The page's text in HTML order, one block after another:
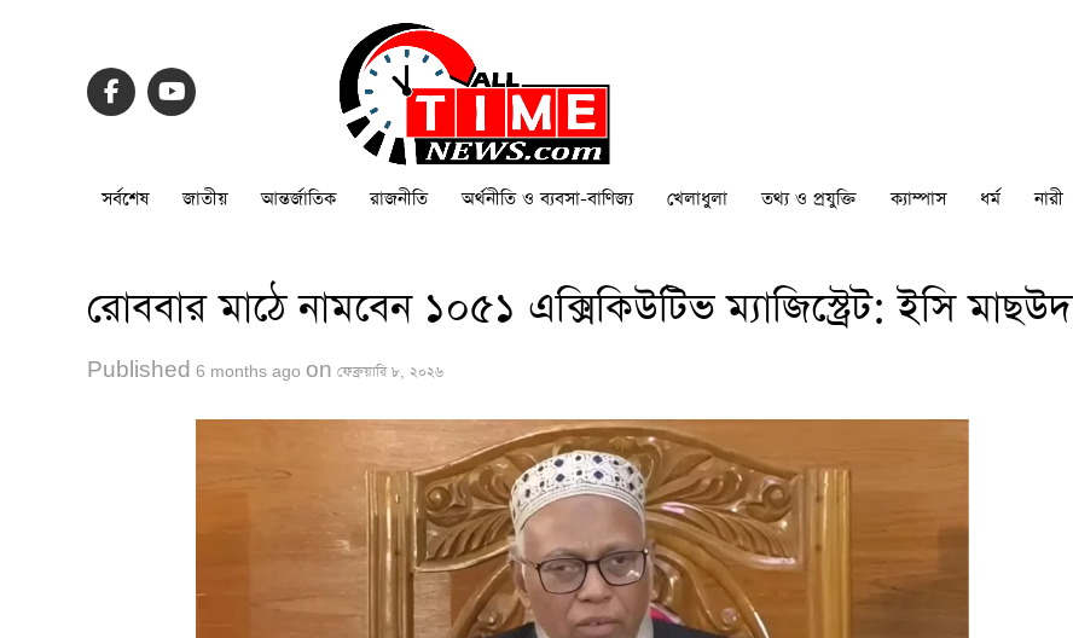
সর্বশেষ জাতীয় আন্তর্জাতিক রাজনীতি অর্থনীতি ও ব্যবসা-বাণিজ্য খেলাধুলা তথ্য ও প্রযুক্তি ক্যাম্পাস ধর্ম নারী
রোববার মাঠে নামবেন ১০৫১ এক্সিকিউটিভ ম্যাজিস্ট্রেট: ইসি মাছউদ
Published 6 months ago on ফেব্রুয়ারি ৮, ২০২৬